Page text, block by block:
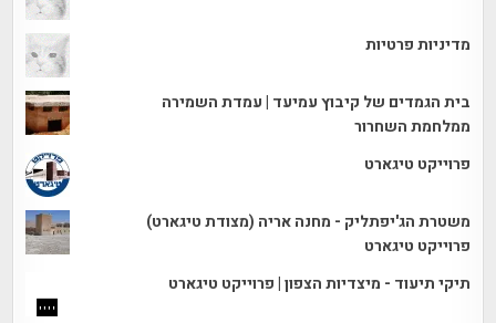
מדיניות פרטיות
בית הגמדים של קיבוץ עמיעד | עמדת השמירה
ממלחמת השחרור
פרוייקט טיגארט
משטרת הג'יפתליק - מחנה אריה (מצודת טיגארט)
פרוייקט טיגארט
תיקי תיעוד - מיצדיות הצפון | פרוייקט טיגארט